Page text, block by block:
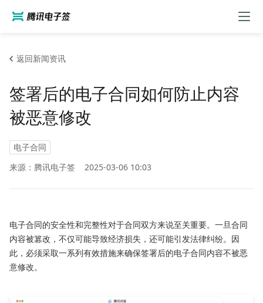
返回新闻资讯
签署后的电子合同如何防止内容
被恶意修改
电子合同
来源：腾讯电子签
2025-03-06 10:03
电子合同的安全性和完整性对于合同双方来说至关重要。一旦合同
内容被篡改，不仅可能导致经济损失，还可能引发法律纠纷。因
此，必须采取一系列有效措施来确保签署后的电子合同内容不被恶
意修改。